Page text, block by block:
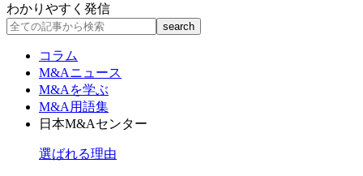
わかりやすく発信
コラム
M&Aニュース
M&Aを学ぶ
M&A用語集
日本M&Aセンター
選ばれる理由